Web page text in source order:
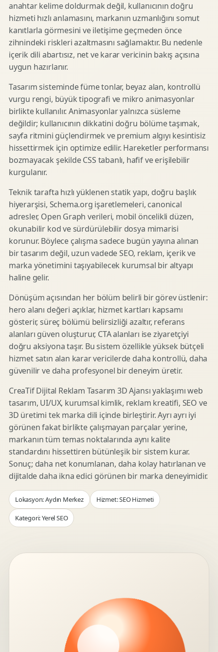
anahtar kelime doldurmak değil, kullanıcının doğru
hizmeti hızlı anlamasını, markanın uzmanlığını somut
kanıtlarla görmesini ve iletişime geçmeden önce
zihnindeki riskleri azaltmasını sağlamaktır. Bu nedenle
içerik dili abartısız, net ve karar vericinin bakış açısına
uygun hazırlanır.
Tasarım sisteminde füme tonlar, beyaz alan, kontrollü
vurgu rengi, büyük tipografi ve mikro animasyonlar
birlikte kullanılır. Animasyonlar yalnızca süsleme
değildir; kullanıcının dikkatini doğru bölüme taşımak,
sayfa ritmini güçlendirmek ve premium algıyı kesintisiz
hissettirmek için optimize edilir. Hareketler performansı
bozmayacak şekilde CSS tabanlı, hafif ve erişilebilir
kurgulanır.
Teknik tarafta hızlı yüklenen statik yapı, doğru başlık
hiyerarşisi, Schema.org işaretlemeleri, canonical
adresler, Open Graph verileri, mobil öncelikli düzen,
okunabilir kod ve sürdürülebilir dosya mimarisi
korunur. Böylece çalışma sadece bugün yayına alınan
bir tasarım değil, uzun vadede SEO, reklam, içerik ve
marka yönetimini taşıyabilecek kurumsal bir altyapı
haline gelir.
Dönüşüm açısından her bölüm belirli bir görev üstlenir:
hero alanı değeri açıklar, hizmet kartları kapsamı
gösterir, süreç bölümü belirsizliği azaltır, referans
alanları güven oluşturur, CTA alanları ise ziyaretçiyi
doğru aksiyona taşır. Bu sistem özellikle yüksek bütçeli
hizmet satın alan karar vericilerde daha kontrollü, daha
güvenilir ve daha profesyonel bir deneyim üretir.
CreaTif Dijital Reklam Tasarım 3D Ajansı yaklaşımı web
tasarım, UI/UX, kurumsal kimlik, reklam kreatifi, SEO ve
3D üretimi tek marka dili içinde birleştirir. Ayrı ayrı iyi
görünen fakat birlikte çalışmayan parçalar yerine,
markanın tüm temas noktalarında aynı kalite
standardını hissettiren bütünleşik bir sistem kurar.
Sonuç; daha net konumlanan, daha kolay hatırlanan ve
dijitalde daha ikna edici görünen bir marka deneyimidir.
Lokasyon: Aydın Merkez Hizmet: SEO Hizmeti
Kategori: Yerel SEO